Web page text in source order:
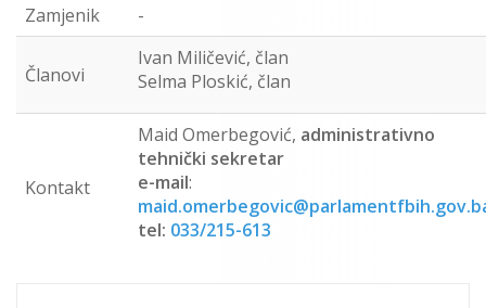
Zamjenik
-
Članovi
Ivan Miličević, član
Selma Ploskić, član
Kontakt
Maid Omerbegović, administrativno
tehnički sekretar
e-mail:
tel: 033/215-613